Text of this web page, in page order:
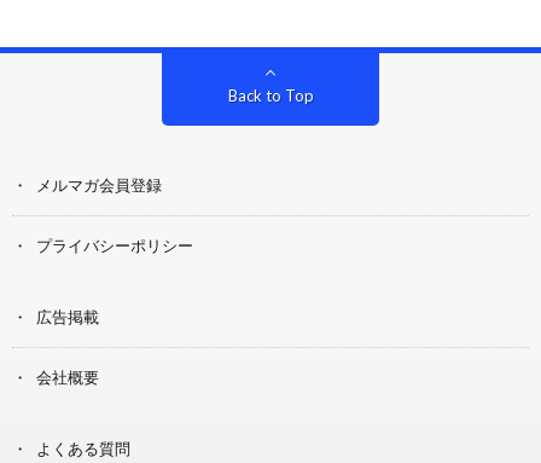
Back to Top
メルマガ会員登録
プライバシーポリシー
広告掲載
会社概要
よくある質問